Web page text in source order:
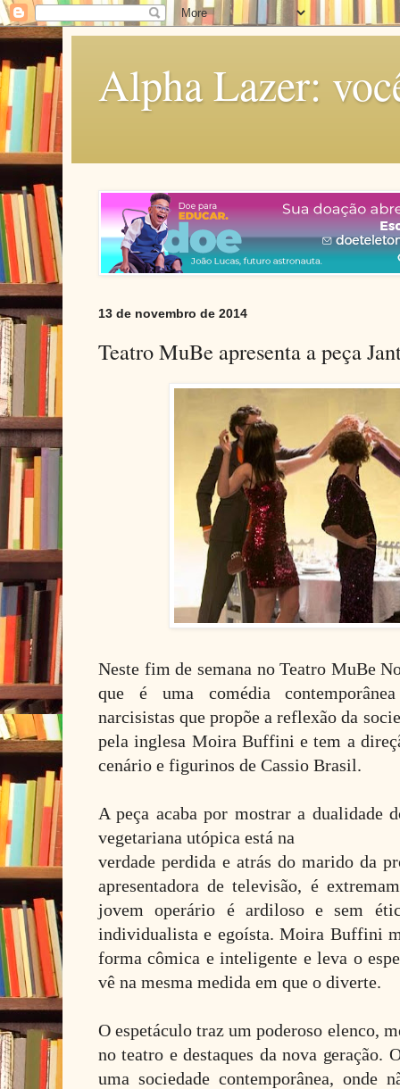
Alpha Lazer:
13 de novembro de 2014
Teatro MuBe apresenta a peça
Neste fim de semana no Teatro MuBe
que é uma comédia
narcisistas que propõe a reflexão da
pela inglesa Moira Buffini e tem a
cenário e figurinos de Cassio Brasil.
A peça acaba por mostrar a dualidade
vegetariana utópica está na
verdade perdida e atrás do marido da
apresentadora de televisão, é
jovem operário é ardiloso e sem
individualista e egoísta. Moira Buffini
forma cômica e inteligente e leva o
vê na mesma medida em que o diverte.
O espetáculo traz um poderoso elenco,
no teatro e destaques da nova geração.
uma sociedade contemporânea, onde